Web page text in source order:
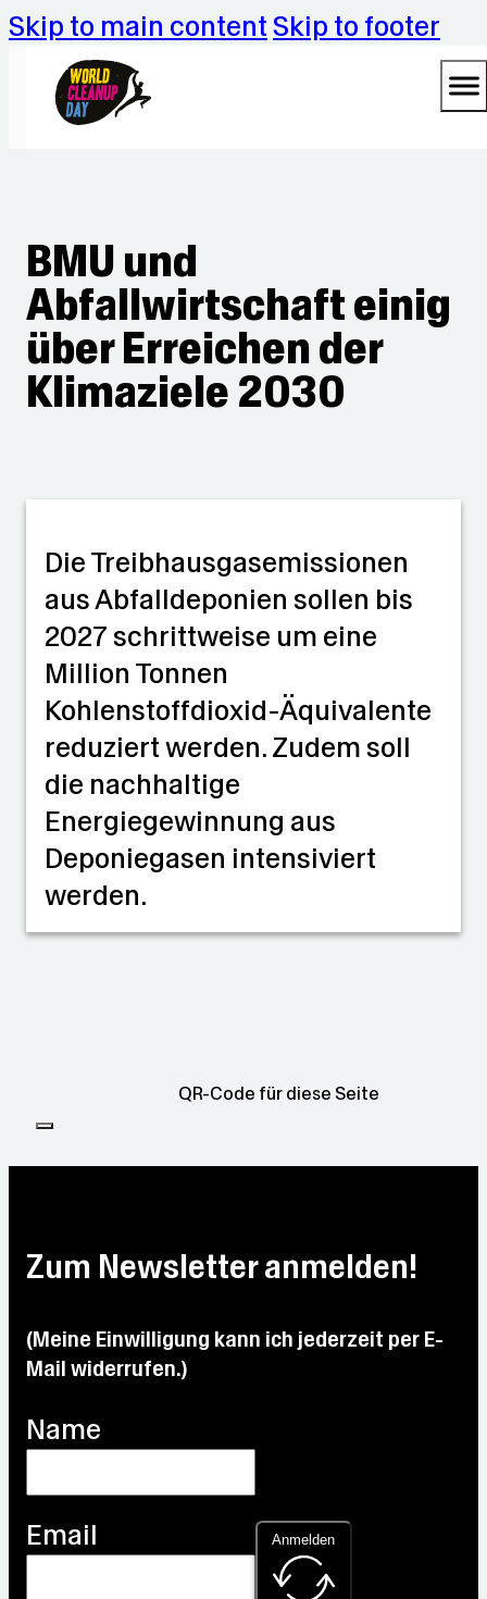
Skip to main content Skip to footer
BMU und
Abfallwirtschaft einig
über Erreichen der
Klimaziele 2030
Die Treibhausgasemissionen
aus Abfalldeponien sollen bis
2027 schrittweise um eine
Million Tonnen
Kohlenstoffdioxid-Äquivalente
reduziert werden. Zudem soll
die nachhaltige
Energiegewinnung aus
Deponiegasen intensiviert
werden.
QR-Code für diese Seite
Zum Newsletter anmelden!
(Meine Einwilligung kann ich jederzeit per E-
Mail widerrufen.)
Name
Email Anmelden